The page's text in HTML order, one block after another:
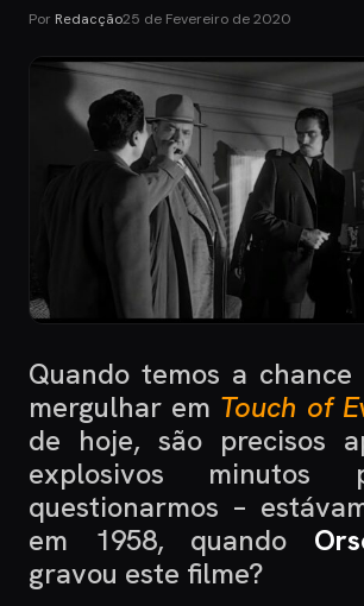
Por Redacção25 de Fevereiro de 2020
Quando temos a
mergulhar em Touch of
de hoje, são precisos
explosivos minutos
questionarmos –
em 1958, quando
gravou este filme?